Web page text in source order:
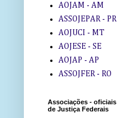
AOJAM - AM
ASSOJEPAR - PR
AOJUCI - MT
AOJESE - SE
AOJAP - AP
ASSOJFER - RO
Associações - oficiais
de Justiça Federais